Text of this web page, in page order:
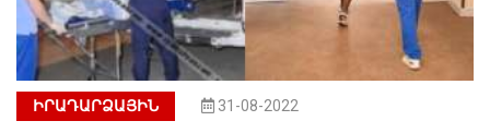
ԻՐԱԴԱՐՁԱՅԻՆ 31-08-2022